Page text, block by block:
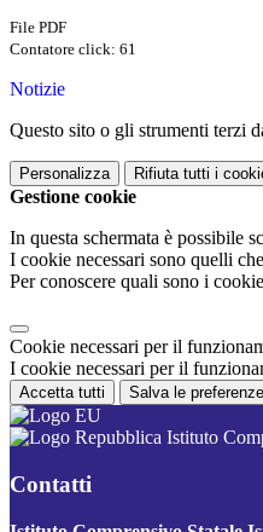
File PDF
Contatore click: 61
Notizie
Questo sito o gli strumenti terzi
Personalizza Rifiuta tutti i
Gestione cookie
In questa schermata è possibile
I cookie necessari sono quelli
Per conoscere quali sono i
Cookie necessari per il
I cookie necessari per il
Accetta tutti Salva le preferenze
Istituto
Contatti